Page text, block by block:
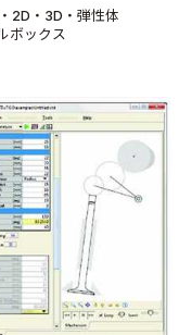
2D・3D・弾性体
ボックス